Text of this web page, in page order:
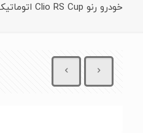
خودرو رنو Clio RS Cup اتوماتیک سال 2016